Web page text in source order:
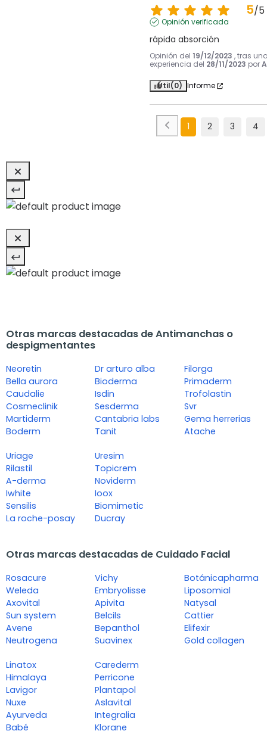
5/5
Opinión verificada
rápida absorción
Opinión del 19/12/2023 , tras
experiencia del 28/11/2023 por
Útil(0) Informe
1 2 3 4
Otras marcas destacadas de Antimanchas o
despigmentantes
Neoretin
Bella aurora
Caudalie
Cosmeclinik
Martiderm
Boderm
Dr arturo alba
Bioderma
Isdin
Sesderma
Cantabria labs
Tanit
Filorga
Primaderm
Trofolastin
Svr
Gema herrerias
Atache
Uriage
Rilastil
A-derma
Iwhite
Sensilis
La roche-posay
Uresim
Topicrem
Noviderm
Ioox
Biomimetic
Ducray
Otras marcas destacadas de Cuidado Facial
Rosacure
Weleda
Axovital
Sun system
Avene
Neutrogena
Vichy
Embryolisse
Apivita
Belcils
Bepanthol
Suavinex
Botánicapharma
Liposomial
Natysal
Cattier
Elifexir
Gold collagen
Linatox
Himalaya
Lavigor
Nuxe
Ayurveda
Babé
Carederm
Perricone
Plantapol
Aslavital
Integralia
Klorane